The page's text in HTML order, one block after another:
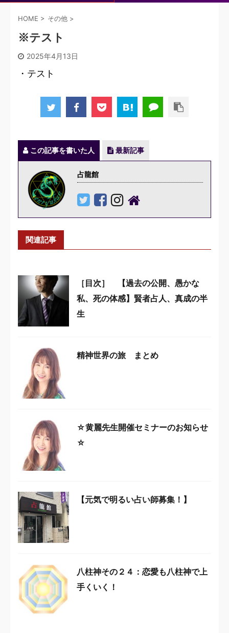
HOME > その他 >
※テスト
2025年4月13日
・テスト
この記事を書いた人 最新記事
占龍館
関連記事
［目次］ 【過去の公開、愚かな
私、死の体感】賢者占人、真成の半
生
精神世界の旅 まとめ
☆黄麗先生開催セミナーのお知らせ
☆
【元気で明るい占い師募集！】
八柱神その２４：恋愛も八柱神で上
手くいく！